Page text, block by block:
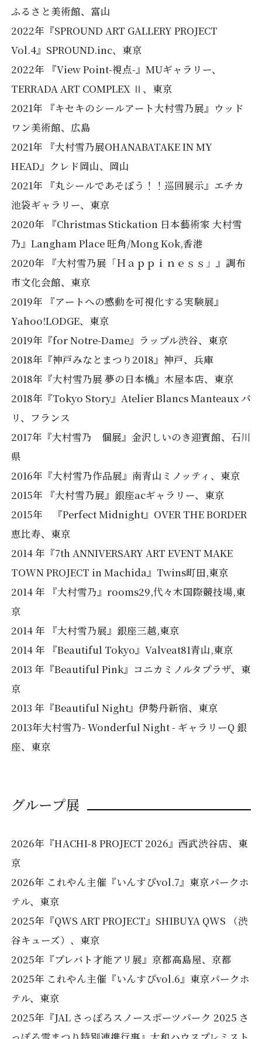
ふるさと美術館、富山
2022年『SPROUND ART GALLERY PROJECT
Vol.4』SPROUND.inc、東京
2022年 『View Point-視点-』MUギャラリー、
TERRADA ART COMPLEX Ⅱ、東京
2021年 『キセキのシールアート大村雪乃展』ウッド
ワン美術館、広島
2021年 『大村雪乃展OHANABATAKE IN MY
HEAD』クレド岡山、岡山
2021年 『丸シールであそぼう！！巡回展示』エチカ
池袋ギャラリー、東京
2020年 『Christmas Stickation 日本藝術家 大村雪
乃』Langham Place 旺角/Mong Kok,香港
2020年 『大村雪乃展「Ｈａｐｐｉｎｅｓｓ」』調布
市文化会館、東京
2019年 『アートへの感動を可視化する実験展』
Yahoo!LODGE、東京
2019年『for Notre-Dame』ラップル渋谷、東京
2018年『神戸みなとまつり2018』神戸、兵庫
2018年『大村雪乃展 夢の日本橋』木屋本店、東京
2018年『Tokyo Story』Atelier Blancs Manteaux パ
リ、フランス
2017年『大村雪乃 個展』金沢しいのき迎賓館、石川
県
2016年『大村雪乃作品展』南青山ミノッティ、東京
2015年 『大村雪乃展』銀座acギャラリー、東京
2015年 『Perfect Midnight』OVER THE BORDER
恵比寿、東京
2014 年『7th ANNIVERSARY ART EVENT MAKE
TOWN PROJECT in Machida』Twins町田,東京
2014 年 『大村雪乃』rooms29,代々木国際競技場,東
京
2014 年 『大村雪乃展』銀座三越,東京
2014 年 『Beautiful Tokyo』Valveat81青山,東京
2013 年『Beautiful Pink』コニカミノルタプラザ、東
京
2013 年『Beautiful Night』伊勢丹新宿、東京
2013年大村雪乃- Wonderful Night - ギャラリーQ 銀
座、東京
グループ展
2026年『HACHI-8 PROJECT 2026』西武渋谷店、東
京
2026年 これやん主催『いんすぴvol.7』東京パークホ
テル、東京
2025年『QWS ART PROJECT』SHIBUYA QWS （渋
谷キューズ）、東京
2025年『プレバト才能アリ展』京都高島屋、京都
2025年 これやん主催『いんすぴvol.6』東京パークホ
テル、東京
2025年『JAL さっぽろスノースポーツパーク 2025 さ